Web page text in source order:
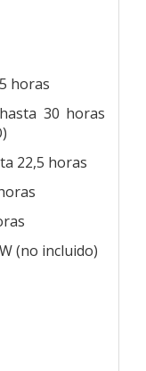
horas
30 horas
22,5 horas
(no incluido)